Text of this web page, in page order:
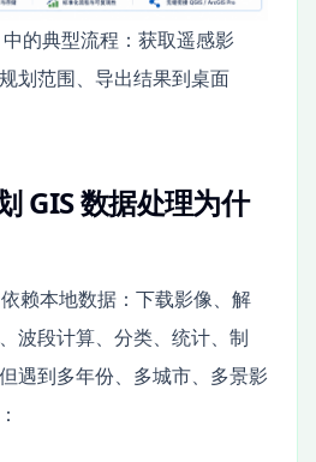
中的典型流程：获取遥感影
划范围、导出结果到桌面
GIS 数据处理为什
赖本地数据：下载影像、解
波段计算、分类、统计、制
遇到多年份、多城市、多景影